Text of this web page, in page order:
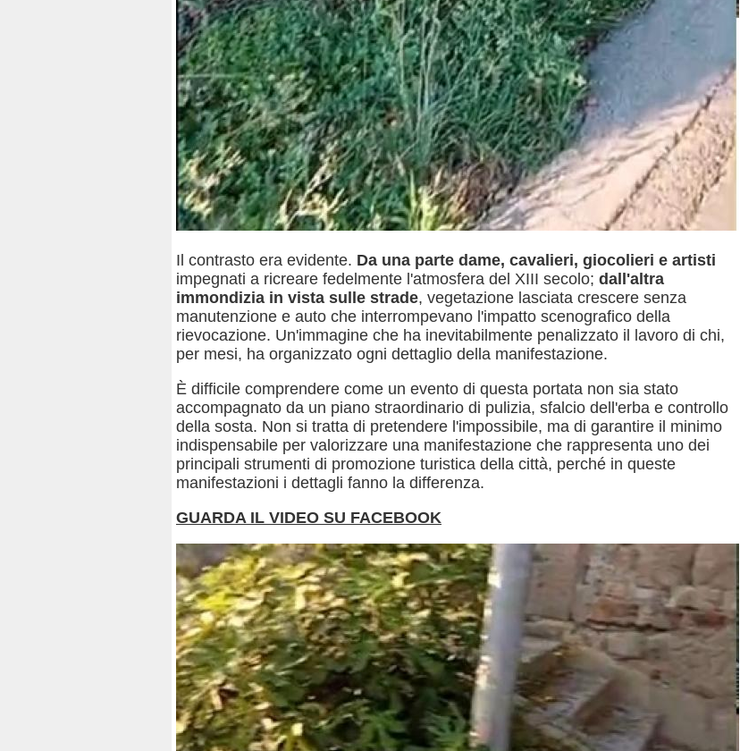
Il contrasto era evidente. Da una parte dame, cavalieri, giocolieri e artisti
impegnati a ricreare fedelmente l'atmosfera del XIII secolo; dall'altra
immondizia in vista sulle strade, vegetazione lasciata crescere senza
manutenzione e auto che interrompevano l'impatto scenografico della
rievocazione. Un'immagine che ha inevitabilmente penalizzato il lavoro di chi,
per mesi, ha organizzato ogni dettaglio della manifestazione.
È difficile comprendere come un evento di questa portata non sia stato
accompagnato da un piano straordinario di pulizia, sfalcio dell'erba e controllo
della sosta. Non si tratta di pretendere l'impossibile, ma di garantire il minimo
indispensabile per valorizzare una manifestazione che rappresenta uno dei
principali strumenti di promozione turistica della città, perché in queste
manifestazioni i dettagli fanno la differenza.
GUARDA IL VIDEO SU FACEBOOK